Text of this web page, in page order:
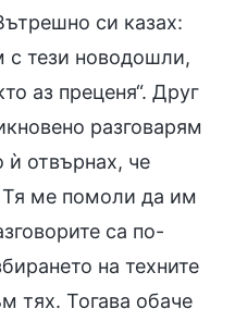
си казах:
с тези новодошли,
аз преценя“. Друг
разговарям
ѝ отвърнах, че
ме помоли да им
са по-
на техните
тях. Тогава обаче